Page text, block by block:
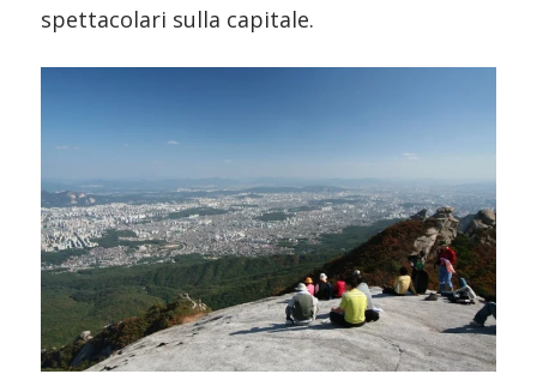
spettacolari sulla capitale.